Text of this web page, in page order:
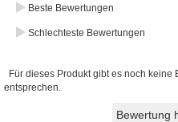
Beste Bewertungen
Schlechteste Bewertungen
Für dieses Produkt gibt es noch
entsprechen.
Bewertung